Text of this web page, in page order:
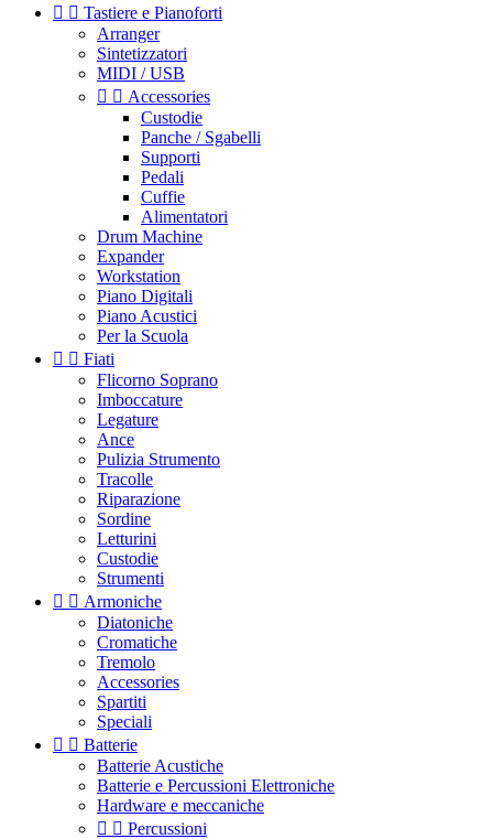
  Tastiere e Pianoforti
Arranger
Sintetizzatori
MIDI / USB
  Accessories
Custodie
Panche / Sgabelli
Supporti
Pedali
Cuffie
Alimentatori
Drum Machine
Expander
Workstation
Piano Digitali
Piano Acustici
Per la Scuola
  Fiati
Flicorno Soprano
Imboccature
Legature
Ance
Pulizia Strumento
Tracolle
Riparazione
Sordine
Letturini
Custodie
Strumenti
  Armoniche
Diatoniche
Cromatiche
Tremolo
Accessories
Spartiti
Speciali
  Batterie
Batterie Acustiche
Batterie e Percussioni Elettroniche
Hardware e meccaniche
  Percussioni